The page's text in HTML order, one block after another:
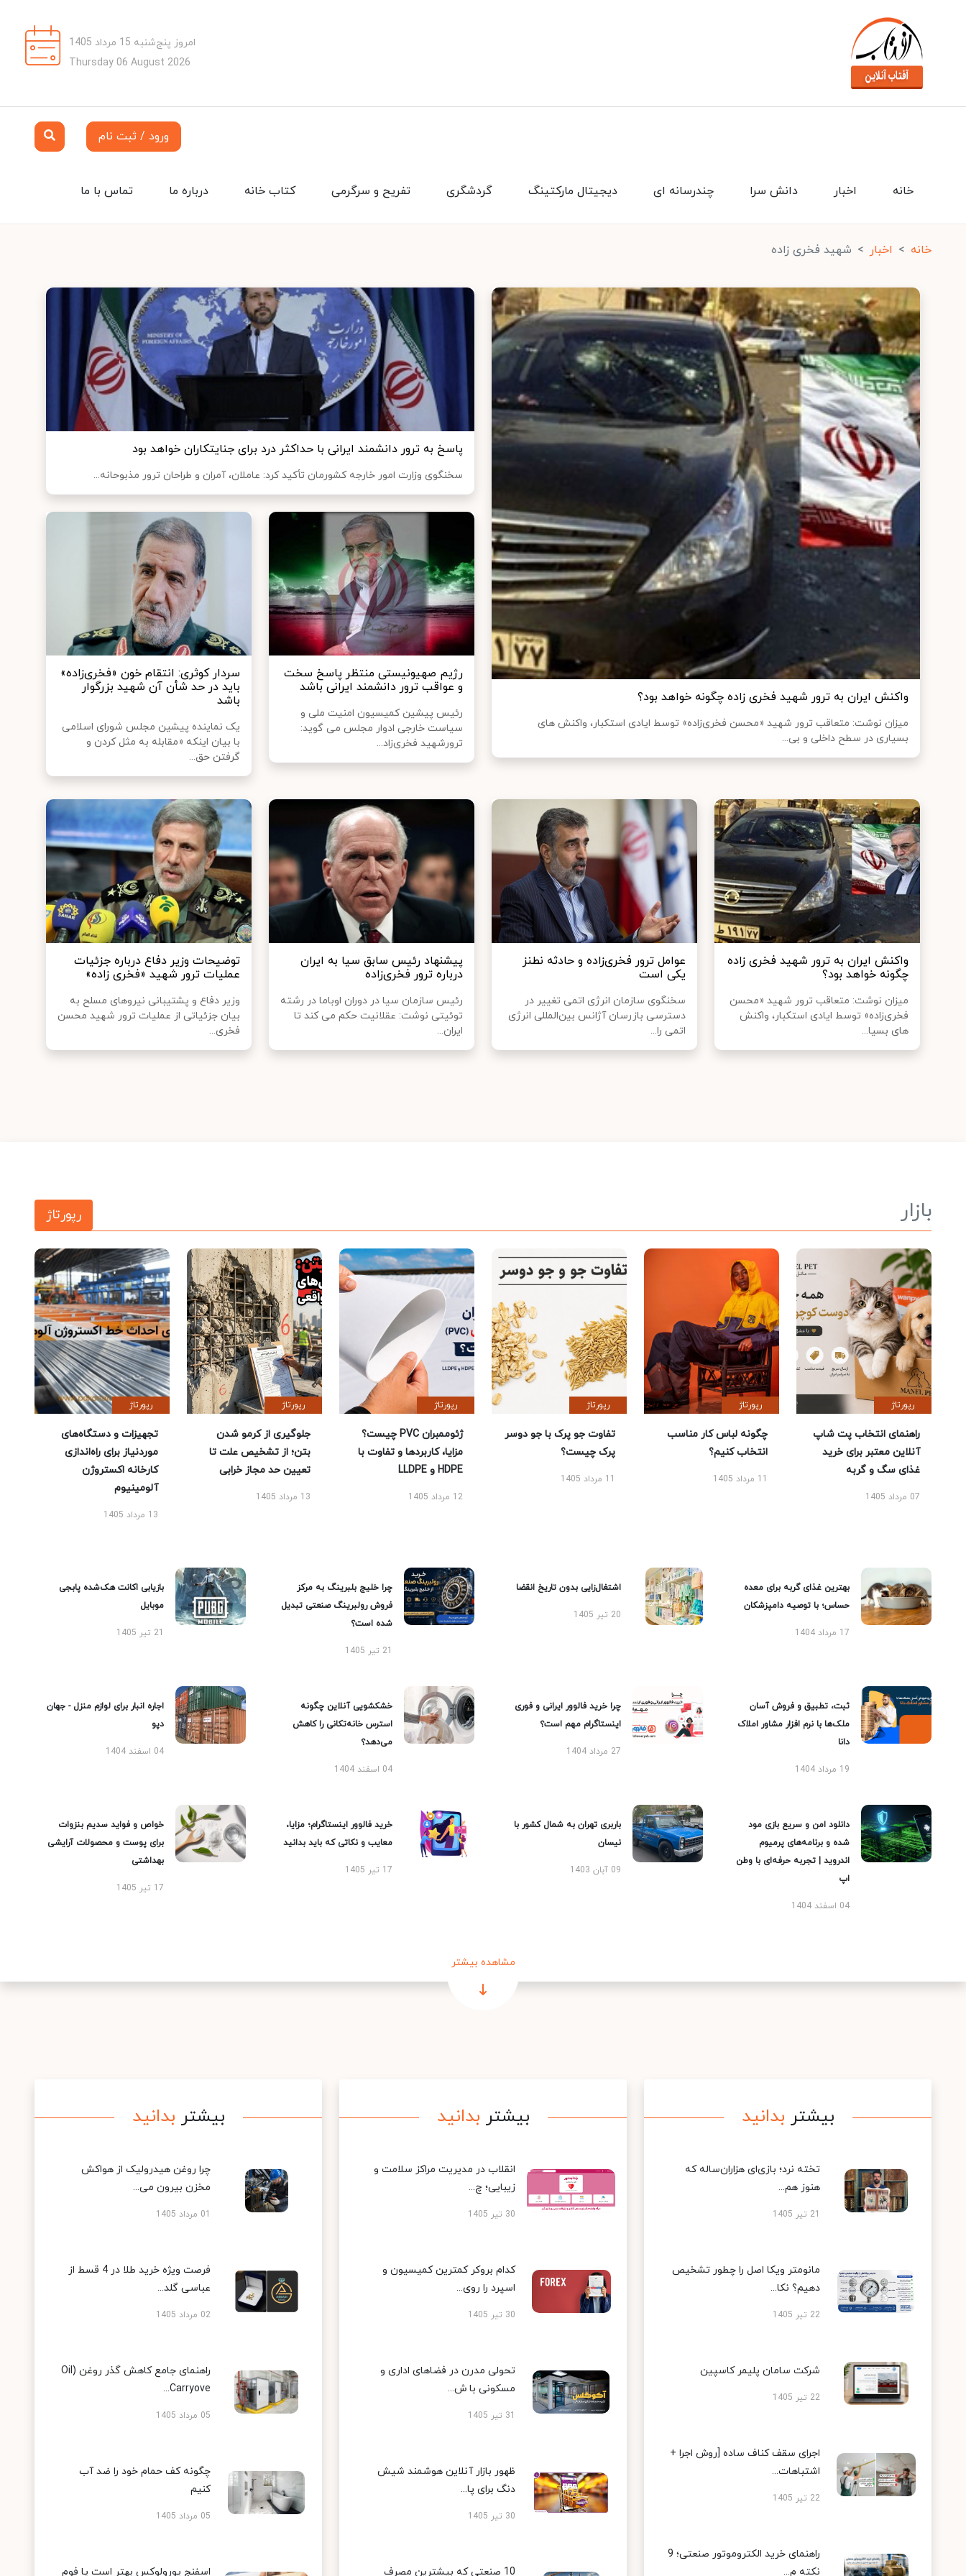
امروز پنج‌شنبه 15 مرداد 1405
Thursday 06 August 2026
ورود / ثبت نام
تماس با ما درباره ما کتاب خانه تفریح و سرگرمی گردشگری دیجیتال مارکتینگ چندرسانه ای دانش سرا اخبار خانه
خانه اخبار شهید فخری زاده
واکنش ایران به ترور شهید فخری زاده چگونه خواهد بود؟
میزان نوشت: متعاقب ترور شهید «محسن فخری‌زاده» توسط ایادی استکبار، واکنش های
بسیاری در سطح داخلی و بی...
پاسخ به ترور دانشمند ایرانی با حداکثر درد برای جنایتکاران خواهد بود
سخنگوی وزارت امور خارجه کشورمان تأکید کرد: عاملان، آمران و طراحان ترور مذبوحانه...
رژیم صهیونیستی منتظر پاسخ سخت
و عواقب ترور دانشمند ایرانی باشد
رئیس پیشین کمیسیون امنیت ملی و
سیاست خارجی ادوار مجلس می گوید:
ترورشهید فخری‌زاد...
سردار کوثری: انتقام خون «فخری‌زاده»
باید در حد شأن آن شهید بزرگوار
باشد
یک نماینده پیشین مجلس شورای اسلامی
با بیان اینکه «مقابله به مثل کردن و
گرفتن حق...
واکنش ایران به ترور شهید فخری زاده
چگونه خواهد بود؟
میزان نوشت: متعاقب ترور شهید «محسن
فخری‌زاده» توسط ایادی استکبار، واکنش
های بسیا...
عوامل ترور فخری‌زاده و حادثه نطنز
یکی است
سخنگوی سازمان انرژی اتمی تغییر در
دسترسی بازرسان آژانس بین‌المللی انرژی
اتمی را...
پیشنهاد رئیس سابق سیا به ایران
درباره ترور فخری‌زاده
رئیس سازمان سیا در دوران اوباما در رشته
توئیتی نوشت: عقلانیت حکم می کند تا
ایران...
توضیحات وزیر دفاع درباره جزئیات
عملیات ترور شهید «فخری زاده»
وزیر دفاع و پشتیبانی نیروهای مسلح به
بیان جزئیاتی از عملیات ترور شهید محسن
فخری...
بازار رپورتاژ
رپورتاژ
راهنمای انتخاب پت شاپ
آنلاین معتبر برای خرید
غذای سگ و گربه
07 مرداد 1405
رپورتاژ
چگونه لباس کار مناسب
انتخاب کنیم؟
11 مرداد 1405
رپورتاژ
تفاوت جو پرک با جو دوسر
پرک چیست؟
11 مرداد 1405
رپورتاژ
ژئوممبران PVC چیست؟
مزایا، کاربردها و تفاوت با
HDPE و LLDPE
12 مرداد 1405
رپورتاژ
جلوگیری از کرمو شدن
بتن؛ از تشخیص علت تا
تعیین حد مجاز خرابی
13 مرداد 1405
رپورتاژ
تجهیزات و دستگاه‌های
موردنیاز برای راه‌اندازی
کارخانه اکستروژن
آلومینیوم
13 مرداد 1405
بهترین غذای گربه برای معده
حساس؛ با توصیه دامپزشکان
17 مرداد 1404
اشتغال‌زایی بدون تاریخ انقضا
20 تیر 1405
چرا خلیج بلبرینگ به مرکز
فروش رولبرینگ صنعتی تبدیل
شده است؟
21 تیر 1405
بازیابی اکانت هک‌شده پابجی
موبایل
21 تیر 1405
ثبت، تطبیق و فروش آسان
ملک‌ها با نرم افزار مشاور املاک
دانا
19 مرداد 1404
چرا خرید فالوور ایرانی و فوری
اینستاگرام مهم است؟
27 مرداد 1404
خشکشویی آنلاین چگونه
استرس خانه‌تکانی را کاهش
می‌دهد؟
04 اسفند 1404
اجاره انبار برای لوازم منزل - جهان
دپو
04 اسفند 1404
دانلود امن و سریع بازی مود
شده و برنامه‌های پرمیوم
اندروید | تجربه حرفه‌ای با وطن
اپ
04 اسفند 1404
باربری تهران به شمال کشور با
نیسان
09 آبان 1403
خرید فالوور اینستاگرام؛ مزایا،
معایب و نکاتی که باید بدانید
17 تیر 1405
خواص و فواید سدیم بنزوات
برای پوست و محصولات آرایشی
بهداشتی
17 تیر 1405
مشاهده بیشتر
بیشتر بدانید
تخته نرد؛ بازی‌ای هزاران‌ساله که
هنوز هم...
21 تیر 1405
مانومتر ویکا اصل را چطور تشخیص
دهیم؟ نکا...
22 تیر 1405
شرکت سامان پلیمر کاسپین
22 تیر 1405
اجرای سقف کناف ساده [روش اجرا +
اشتباهات...
22 تیر 1405
راهنمای خرید الکتروموتور صنعتی؛ 9
نکته م...
بیشتر بدانید
انقلاب در مدیریت مراکز سلامت و
زیبایی؛ چ...
30 تیر 1405
کدام بروکر کمترین کمیسیون و
اسپرد را روی...
30 تیر 1405
تحولی مدرن در فضاهای اداری و
مسکونی با ش...
31 تیر 1405
ظهور بازار آنلاین هوشمند شیش
دنگ برای پا...
30 تیر 1405
10 صنعتی که بیشترین مصرف
بیشتر بدانید
چرا روغن هیدرولیک از هواکش
مخزن بیرون می...
01 مرداد 1405
فرصت ویژه خرید طلا در 4 قسط از
عباسی گلد...
02 مرداد 1405
راهنمای جامع کاهش گذر روغن (Oil
Carryove...
05 مرداد 1405
چگونه کف حمام خود را ضد آب
کنیم
05 مرداد 1405
اسفنج یورولوکس بهتر است یا فوم